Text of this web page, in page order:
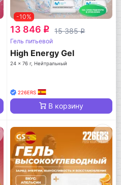
-10%
13 846 q 15 385q
Гель питьевой
High Energy Gel
24 x 76 г, Нейтральный
226ERS
В корзину